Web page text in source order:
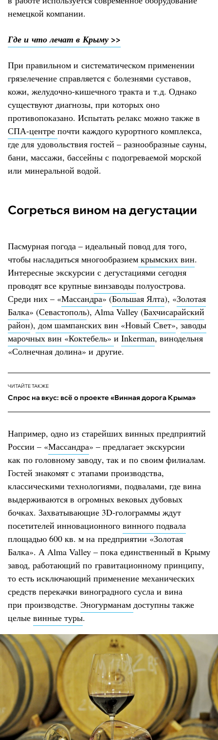
немецкой компании.
Где и что лечат в Крыму >>
При правильном и систематическом применении
грязелечение справляется с болезнями суставов,
кожи, желудочно-кишечного тракта и т.д. Однако
существуют диагнозы, при которых оно
противопоказано. Испытать релакс можно также в
СПА-центре почти каждого курортного комплекса,
где для удовольствия гостей – разнообразные сауны,
бани, массажи, бассейны с подогреваемой морской
или минеральной водой.
Согреться вином на дегустации
Пасмурная погода – идеальный повод для того,
чтобы насладиться многообразием крымских вин.
Интересные экскурсии с дегустациями сегодня
проводят все крупные винзаводы полуострова.
Среди них – «Массандра» (Большая Ялта), «Золотая
Балка» (Севастополь), Alma Valley (Бахчисарайский
район), дом шампанских вин «Новый Свет», заводы
марочных вин «Коктебель» и Inkerman, винодельня
«Солнечная долина» и другие.
ЧИТАЙТЕ ТАКЖЕ
Спрос на вкус: всё о проекте «Винная дорога Крыма»
Например, одно из старейших винных предприятий
России – «Массандра» – предлагает экскурсии
как по головному заводу, так и по своим филиалам.
Гостей знакомят с этапами производства,
классическими технологиями, подвалами, где вина
выдерживаются в огромных вековых дубовых
бочках. Захватывающие 3D-голограммы ждут
посетителей инновационного винного подвала
площадью 600 кв. м на предприятии «Золотая
Балка». А Alma Valley – пока единственный в Крыму
завод, работающий по гравитационному принципу,
то есть исключающий применение механических
средств перекачки виноградного сусла и вина
при производстве. Эногурманам доступны также
целые винные туры.